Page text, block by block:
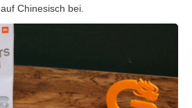
auf Chinesisch bei.